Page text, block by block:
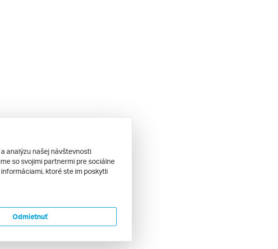
analýzu našej návštevnosti
so svojimi partnermi pre sociálne
ktoré ste im poskytli
Odmietnuť